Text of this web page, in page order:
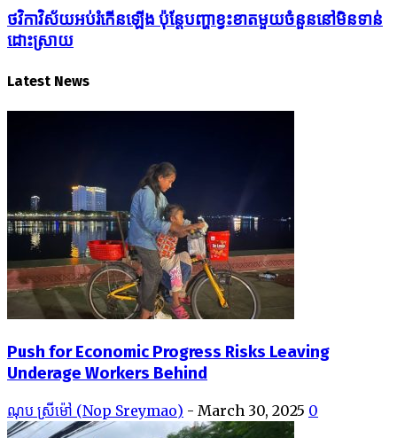
ថវិកា​វិស័យអប់រំ​កើនឡើង​ ប៉ុន្ដែបញ្ហា​ខ្វះខាតមួយចំនួន​នៅ​មិន​ទាន់​
ដោះស្រាយ
Latest News
Push for Economic Progress Risks Leaving
Underage Workers Behind
ណុប ស្រីម៉ៅ (Nop Sreymao) - March 30, 2025 0